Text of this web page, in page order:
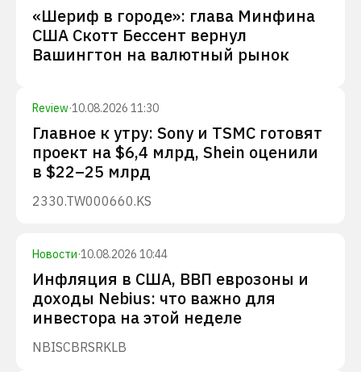
«Шериф в городе»: глава Минфина
США Скотт Бессент вернул
Вашингтон на валютный рынок
Review·10.08.2026 11:30
Главное к утру: Sony и TSMC готовят
проект на $6,4 млрд, Shein оценили
в $22–25 млрд
2330.TW000660.KS
Новости·10.08.2026 10:44
Инфляция в США, ВВП еврозоны и
доходы Nebius: что важно для
инвестора на этой неделе
NBISCBRSRKLB